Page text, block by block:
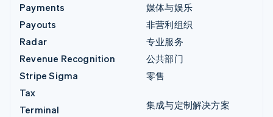
Payments
Payouts
Radar
Revenue Recognition
Stripe Sigma
Tax
Terminal
媒体与娱乐
非营利组织
专业服务
公共部门
零售
集成与定制解决方案